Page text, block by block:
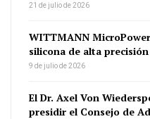
21 de julio de 2026
WITTMANN
silicona de alta precisión
9 de julio de 2026
El Dr. Axel Von
presidir el Consejo de